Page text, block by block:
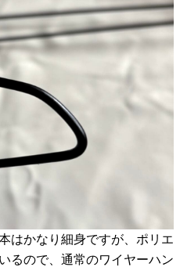
はかなり細身ですが、ポリエ
るので、通常のワイヤーハン